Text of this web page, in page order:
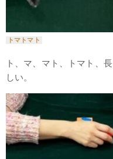
トマトマト
ト、マ、マト、トマト、
しい。